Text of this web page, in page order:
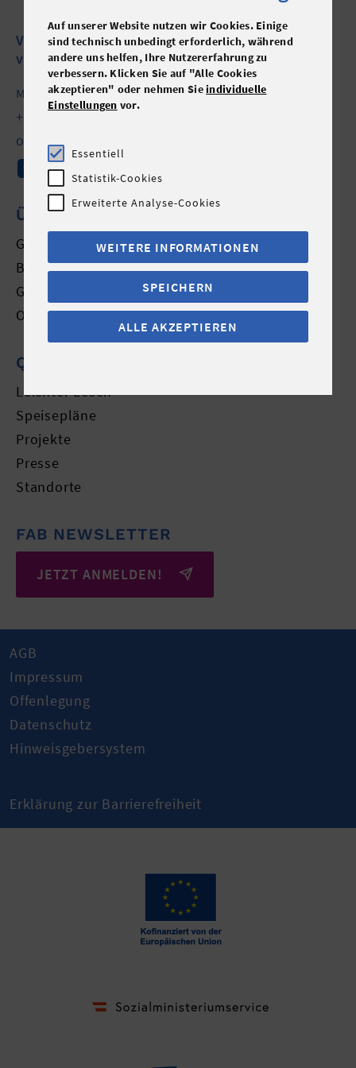
Verein zur Förderung
von Arbeit und Beschäftigung
Muldenstraße 5 - 4020 Linz
+43 732 6922-0
office@fab.at
ÜBER UNS
Geschäftsführung
Betriebe/Projekte
Geschichte
Online Anfrage
QUICKLINKS
Leichter Lesen
Speisepläne
Projekte
Presse
Standorte
FAB NEWSLETTER
JETZT ANMELDEN!
AGB
Impressum
Offenlegung
Datenschutz
Hinweisgebersystem
Erklärung zur Barrierefreiheit
Auf unserer Website nutzen wir Cookies. Einige
sind technisch unbedingt erforderlich, während
andere uns helfen, Ihre Nutzererfahrung zu
verbessern. Klicken Sie auf "Alle Cookies
akzeptieren" oder nehmen Sieindividuelle
Einstellungen vor.
Essentiell
Statistik-Cookies
Erweiterte Analyse-Cookies
WEITERE INFORMATIONEN
SPEICHERN
ALLE AKZEPTIEREN